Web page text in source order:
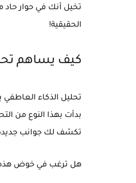
تخيل أنك في حوار
الحقيقية!
كيف يساهم
تحليل الذكاء
بدأت بهذا النوع من
تكشف لك جوانب
هل ترغب في خوض هذه